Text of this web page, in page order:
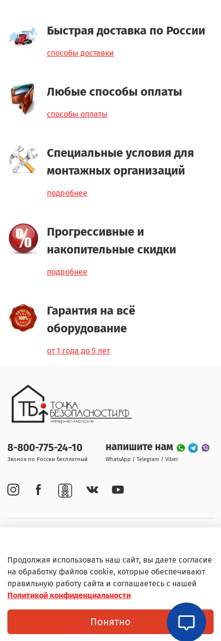
Быстрая доставка по России
способы доставки
Любые способы оплаты
способы оплаты
Специальные условия для
монтажных организаций
подробнее
Прогрессивные и
накопительные скидки
подробнее
Гарантия на всё
оборудование
от 1 года до 5 лет
Информация
8-800-775-24-10
Звонок по России бесплатный
напишите нам
WhatsApp / Telegram / Viber
© Любое использование контента без письменного
разрешения запрещено
Продолжая использовать наш сайт, вы даете согласие
на обработку файлов cookie, которые обеспечивают
правильную работу сайта и соглашаетесь с нашей
Политикой конфиденциальности
Понятно